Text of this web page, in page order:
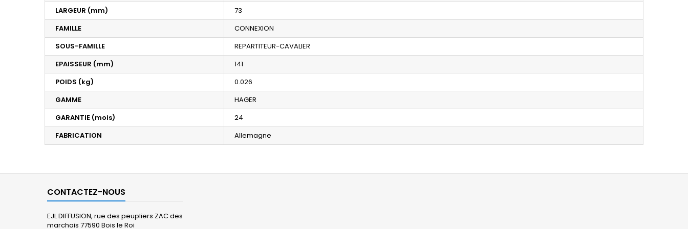
LARGEUR (mm)
73
FAMILLE
CONNEXION
SOUS-FAMILLE
REPARTITEUR-CAVALIER
EPAISSEUR (mm)
141
POIDS (kg)
0.026
GAMME
HAGER
GARANTIE (mois)
24
FABRICATION
Allemagne
CONTACTEZ-NOUS
EJL DIFFUSION, rue des peupliers ZAC des
marchais 77590 Bois le Roi